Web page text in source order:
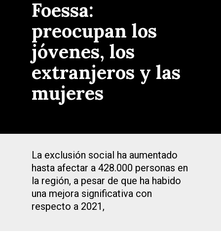
Foessa:
preocupan los
jóvenes, los
extranjeros y las
mujeres
La exclusión social ha aumentado
hasta afectar a 428.000 personas en
la región, a pesar de que ha habido
una mejora significativa con
respecto a 2021,